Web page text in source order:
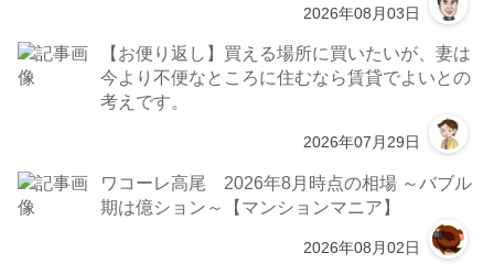
2026年08月03日
【お便り返し】買える場所に買いたいが、妻は
今より不便なところに住むなら賃貸でよいとの
考えです。
2026年07月29日
ワコーレ高尾 2026年8月時点の相場 ～バブル
期は億ション～【マンションマニア】
2026年08月02日